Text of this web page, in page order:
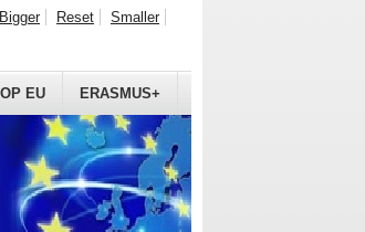
EU ERASMUS+
Bigger Reset Smaller